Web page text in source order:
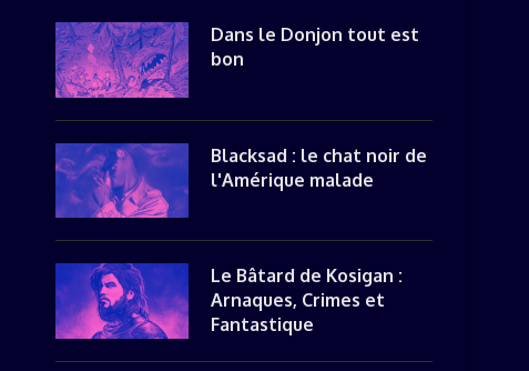
Dans le Donjon tout est
bon
Blacksad : le chat noir de
l'Amérique malade
Le Bâtard de Kosigan :
Arnaques, Crimes et
Fantastique